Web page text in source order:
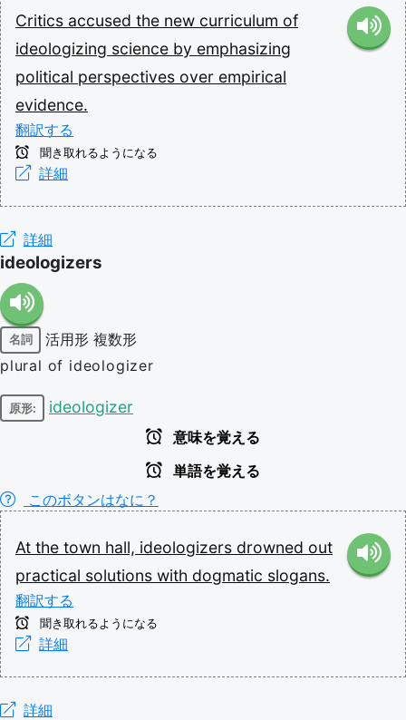
Critics accused the new curriculum of
ideologizing science by emphasizing
political perspectives over empirical
evidence.
翻訳する
聞き取れるようになる
詳細
詳細
ideologizers
名詞 活用形 複数形
plural of ideologizer
原形: ideologizer
意味を覚える
単語を覚える
このボタンはなに？
At the town hall, ideologizers drowned out
practical solutions with dogmatic slogans.
翻訳する
聞き取れるようになる
詳細
詳細